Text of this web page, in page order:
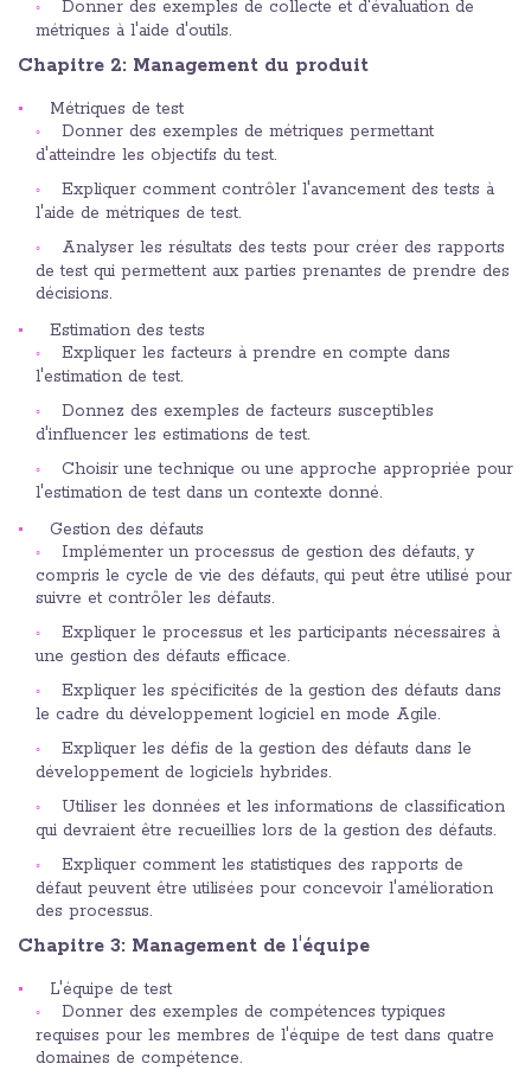
Donner des exemples de collecte et d'évaluation de
métriques à l'aide d'outils.
Chapitre 2: Management du produit
Métriques de test
Donner des exemples de métriques permettant
d'atteindre les objectifs du test.
Expliquer comment contrôler l'avancement des tests à
l'aide de métriques de test.
Analyser les résultats des tests pour créer des rapports
de test qui permettent aux parties prenantes de prendre des
décisions.
Estimation des tests
Expliquer les facteurs à prendre en compte dans
l'estimation de test.
Donnez des exemples de facteurs susceptibles
d'influencer les estimations de test.
Choisir une technique ou une approche appropriée pour
l'estimation de test dans un contexte donné.
Gestion des défauts
Implémenter un processus de gestion des défauts, y
compris le cycle de vie des défauts, qui peut être utilisé pour
suivre et contrôler les défauts.
Expliquer le processus et les participants nécessaires à
une gestion des défauts efficace.
Expliquer les spécificités de la gestion des défauts dans
le cadre du développement logiciel en mode Agile.
Expliquer les défis de la gestion des défauts dans le
développement de logiciels hybrides.
Utiliser les données et les informations de classification
qui devraient être recueillies lors de la gestion des défauts.
Expliquer comment les statistiques des rapports de
défaut peuvent être utilisées pour concevoir l'amélioration
des processus.
Chapitre 3: Management de l'équipe
L'équipe de test
Donner des exemples de compétences typiques
requises pour les membres de l'équipe de test dans quatre
domaines de compétence.